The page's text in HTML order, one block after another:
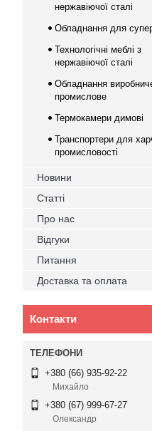
нержавіючої сталі
Обладнання для
Технологічні меблі з
нержавіючої сталі
Обладнання
промислове
Термокамери димові
Транспортери для
промисловості
Новини
Статті
Про нас
Відгуки
Питання
Доставка та оплата
Контакти
+380 (66) 935-92-22
Михайло
+380 (67) 999-67-27
Олександр